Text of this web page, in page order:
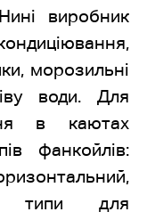
виробник
морозильні
води. Для
в каютах
фанкойлів:
типи для